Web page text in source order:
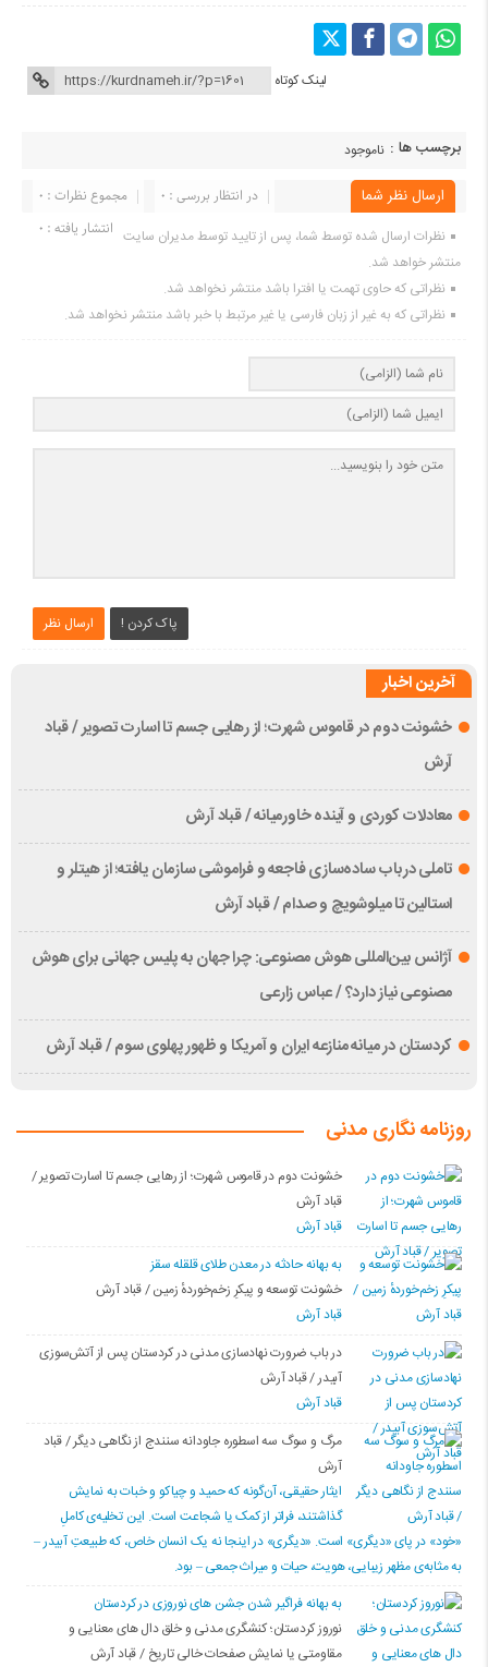
لینک کوتاه
برچسب ها : ناموجود
ارسال نظر شما مجموع نظرات : 0
در انتظار بررسی : 0
انتشار یافته : ۰ نظرات ارسال شده توسط شما، پس از تایید توسط مدیران سایت
منتشر خواهد شد.
نظراتی که حاوی تهمت یا افترا باشد منتشر نخواهد شد.
نظراتی که به غیر از زبان فارسی یا غیر مرتبط با خبر باشد منتشر نخواهد شد.
ارسال نظر پاک کردن !
آخرین اخبار
خشونت دوم در قاموس شهرت؛ از رهایی جسم تا اسارت تصویر / قباد
آرش
معادلات کوردی و آینده خاورمیانه / قباد آرش
تاملی درباب سادەسازی فاجعە و فراموشی سازمان یافتە؛ از هیتلر و
استالین تا میلوشویچ و صدام / قباد آرش
آژانس بین‌المللی هوش مصنوعی: چرا جهان به پلیس جهانی برای هوش
مصنوعی نیاز دارد؟ / عباس زارعی
کردستان در میانه منازعە ایران و آمریکا و ظهور پهلوی سوم / قباد آرش
روزنامه نگاری مدنی
خشونت دوم در قاموس شهرت؛ از رهایی جسم تا اسارت تصویر /
قباد آرش
قباد آرش
بە بهانه حادثە در معدن طلای قلقله سقز
خشونت توسعه و پیکرِ زخم‌خوردهٔ زمین / قباد آرش
قباد آرش
در باب ضرورت نهادسازی مدنی در کردستان پس از آتش‌سوزی
آبیدر / قباد آرش
قباد آرش
مرگ و سوگ سه اسطوره جاودانه سنندج از نگاهی دیگر / قباد
آرش
ایثار حقیقی، آن‌گونه که حمید و چیاکو و خبات به نمایش
گذاشتند، فراتر از کمک یا شجاعت است. این تخلیه‌ی کاملِ
«خود» در پای «دیگری» است. «دیگری» در اینجا نه یک انسان خاص، که طبیعتِ آبیدر –
به مثابه‌ی مظهر زیبایی، هویت، حیات و میراث جمعی – بود.
به بهانه فراگیر شدن جشن های نوروزی در کردستان
نوروز کردستان؛ کنشگری مدنی و خلق دال های معنایی و
مقاومتی یا نمایش صفحات خالی تاریخ / قباد آرش